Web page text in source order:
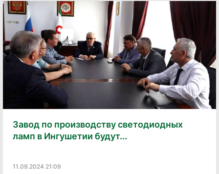
Завод по производству светодиодных
ламп в Ингушетии будут...
11.09.2024 21:09